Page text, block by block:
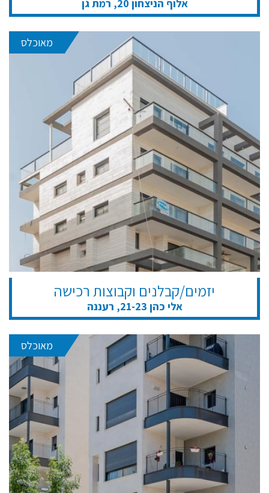
אלוף הניצחון 20, רמת גן
מאוכלס
יזמים/קבלנים וקבוצות רכישה
אלי כהן 21-23, רעננה
מאוכלס